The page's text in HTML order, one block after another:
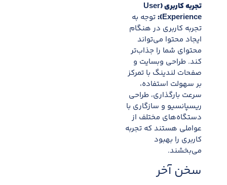
تجربه کاربری (User
Experience):
توجه به
تجربه کاربری در هنگام
ایجاد محتوا می‌تواند
محتوای شما را جذاب‌تر
کند. طراحی وبسایت و
صفحات لندینگ با تمرکز
بر سهولت استفاده،
سرعت بارگذاری، طراحی
ریسپانسیو و سازگاری با
دستگاه‌های مختلف از
عواملی هستند که تجربه
کاربری را بهبود
می‌بخشند.
سخن آخر